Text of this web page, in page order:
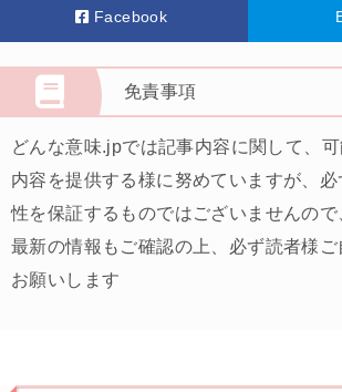
Facebook
免責事項
どんな意味.jpでは記事内容に関して、
内容を提供する様に努めていますが、
性を保証するものではございませんの
最新の情報もご確認の上、必ず読者様
お願いします